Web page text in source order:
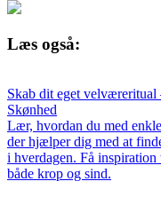
Læs også:
Skab dit eget
Skønhed
Lær, hvordan du med
der hjælper dig med at
i hverdagen. Få
både krop og sind.